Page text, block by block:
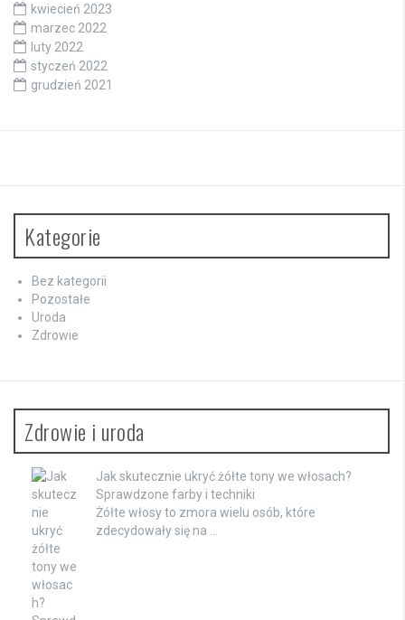
kwiecień 2023
marzec 2022
luty 2022
styczeń 2022
grudzień 2021
Kategorie
Bez kategorii
Pozostałe
Uroda
Zdrowie
Zdrowie i uroda
Jak skutecznie ukryć żółte tony we włosach?
Sprawdzone farby i techniki
Żółte włosy to zmora wielu osób, które
zdecydowały się na …